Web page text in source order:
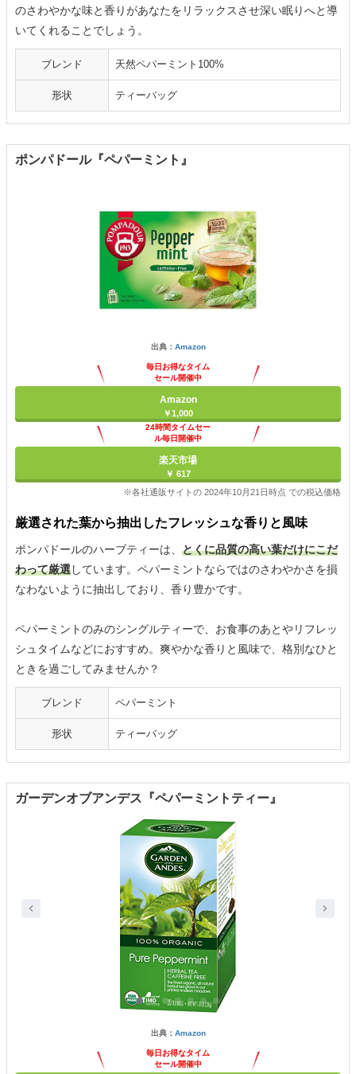
のさわやかな味と香りがあなたをリラックスさせ深い眠りへと導
いてくれることでしょう。
ブレンド 天然ペパーミント100%
形状 ティーバッグ
ポンパドール『ペパーミント』
出典： Amazon
毎日お得なタイム
セール開催中
Amazon
￥1,000
24時間タイムセー
ル毎日開催中
楽天市場
￥ 617
※各社通販サイトの 2024年10月21日時点 での税込価格
厳選された葉から抽出したフレッシュな香りと風味
ポンパドールのハーブティーは、 とくに品質の高い葉だけにこだ
わって厳選しています。ペパーミントならではのさわやかさを損
なわないように抽出しており、香り豊かです。
ペパーミントのみのシングルティーで、お食事のあとやリフレッ
シュタイムなどにおすすめ。爽やかな香りと風味で、格別なひと
ときを過ごしてみませんか？
ブレンド ペパーミント
形状 ティーバッグ
ガーデンオブアンデス『ペパーミントティー』
出典： Amazon
毎日お得なタイム
セール開催中